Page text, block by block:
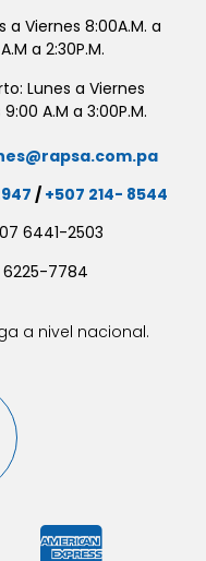
a Viernes 8:00A.M. a
a 2:30P.M.
Lunes a Viernes
A.M a 3:00P.M.
/ +507 214- 8544
6441-2503
6225-7784
a nivel nacional.